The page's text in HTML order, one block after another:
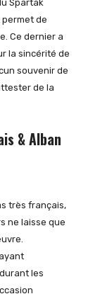
Spartak
de
Ce dernier a
la sincérité de
souvenir de
de la
& Alban
très français,
ne laisse que
les